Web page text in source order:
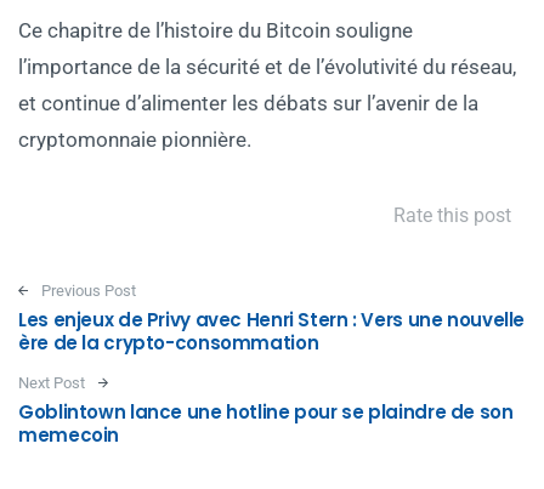
Ce chapitre de l’histoire du Bitcoin souligne
l’importance de la sécurité et de l’évolutivité du réseau,
et continue d’alimenter les débats sur l’avenir de la
cryptomonnaie pionnière.
Rate this post
Post navigation
Previous Post
Les enjeux de Privy avec Henri Stern : Vers une nouvelle
ère de la crypto-consommation
Next Post
Goblintown lance une hotline pour se plaindre de son
memecoin